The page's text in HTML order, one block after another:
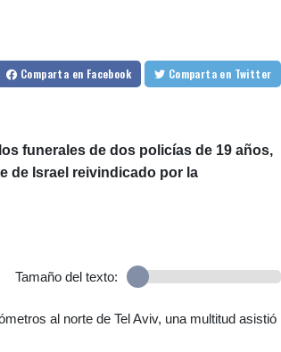
Comparta en Facebook Comparta en Twitter
funerales de dos policías de 19 años,
de Israel reivindicado por la
Tamaño del texto:
al norte de Tel Aviv, una multitud asistió